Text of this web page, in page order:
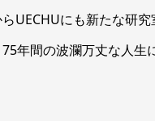
UECHUにも新たな研
年間の波瀾万丈な人生